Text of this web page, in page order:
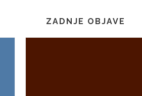
ZADNJE OBJAVE